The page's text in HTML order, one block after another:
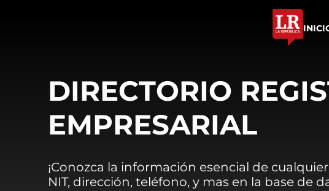
DIRECTORIO
EMPRESARIAL
¡Conozca la información esencial de
NIT, dirección, teléfono, y mas en la base de